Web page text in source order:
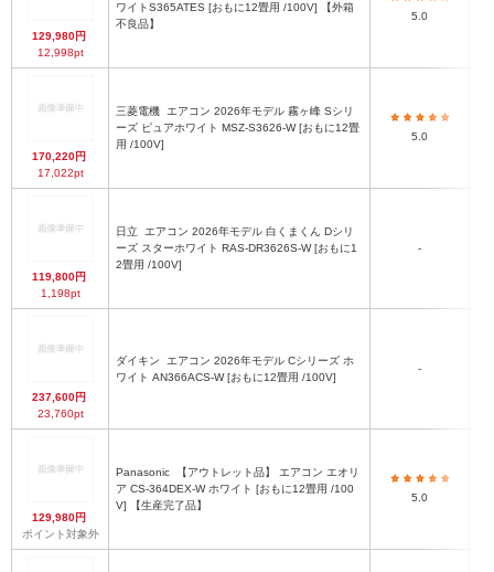
129,980円
12,998pt
ワイトS365ATES [おもに12畳用 /100V] 【外箱
不良品】
5.0
170,220円
17,022pt
三菱電機
ーズ ピュアホワイト MSZ-S3626-W [おもに12畳
用 /100V]
5.0
119,800円
1,198pt
日立
ーズ スターホワイト RAS-DR3626S-W [おもに1
2畳用 /100V]
-
237,600円
23,760pt
ダイキン
ワイト AN366ACS-W [おもに12畳用 /100V]
-
129,980円
ポイント対象外
Panasonic
ア CS-364DEX-W ホワイト [おもに12畳用 /100
V] 【生産完了品】
5.0